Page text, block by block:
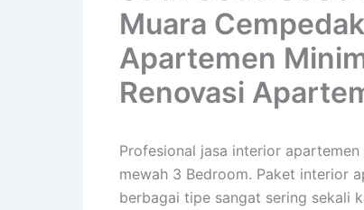
Muara
Apartemen
Renovasi
Profesional jasa interior
mewah 3 Bedroom. Paket interior
berbagai tipe sangat sering sekali